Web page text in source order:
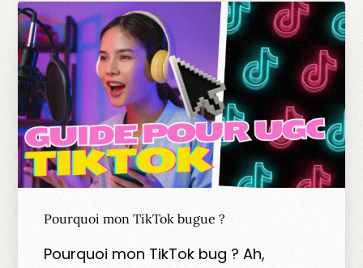
Pourquoi mon TikTok bugue ?
Pourquoi mon TikTok bug ? Ah,